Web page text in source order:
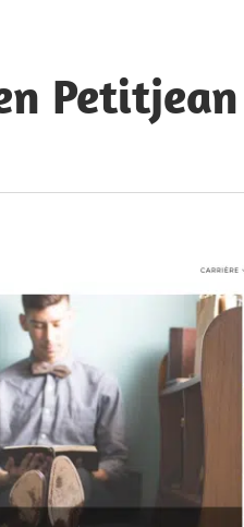
Petitjean